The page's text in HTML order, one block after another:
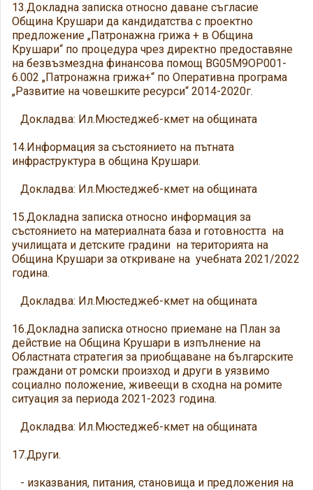
13.Докладна записка относно даване съгласие
Община Крушари да кандидатства с проектно
предложение „Патронажна грижа + в Община
Крушари“ по процедура чрез директно предоставяне
на безвъзмездна финансова помощ BG05M9OP001-
6.002 „Патронажна грижа+“ по Оперативна програма
„Развитие на човешките ресурси“ 2014-2020г.
Докладва: Ил.Мюстеджеб-кмет на общината
14.Информация за състоянието на пътната
инфраструктура в община Крушари.
Докладва: Ил.Мюстеджеб-кмет на общината
15.Докладна записка относно информация за
състоянието на материалната база и готовността на
училищата и детските градини на територията на
Община Крушари за откриване на учебната 2021/2022
година.
Докладва: Ил.Мюстеджеб-кмет на общината
16.Докладна записка относно приемане на План за
действие на Община Крушари в изпълнение на
Областната стратегия за приобщаване на българските
граждани от ромски произход и други в уязвимо
социално положение, живеещи в сходна на ромите
ситуация за периода 2021-2023 година.
Докладва: Ил.Мюстеджеб-кмет на общината
17.Други.
- изказвания, питания, становища и предложения на